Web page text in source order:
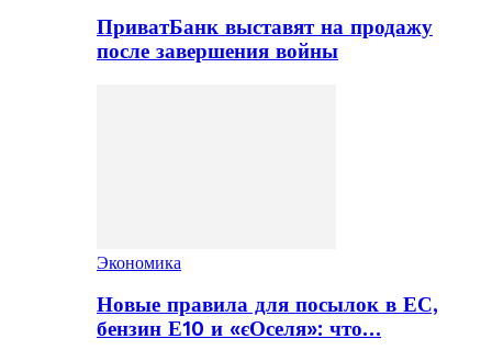
ПриватБанк выставят на продажу
после завершения войны
Экономика
Новые правила для посылок в ЕС,
бензин Е10 и «єОселя»: что…